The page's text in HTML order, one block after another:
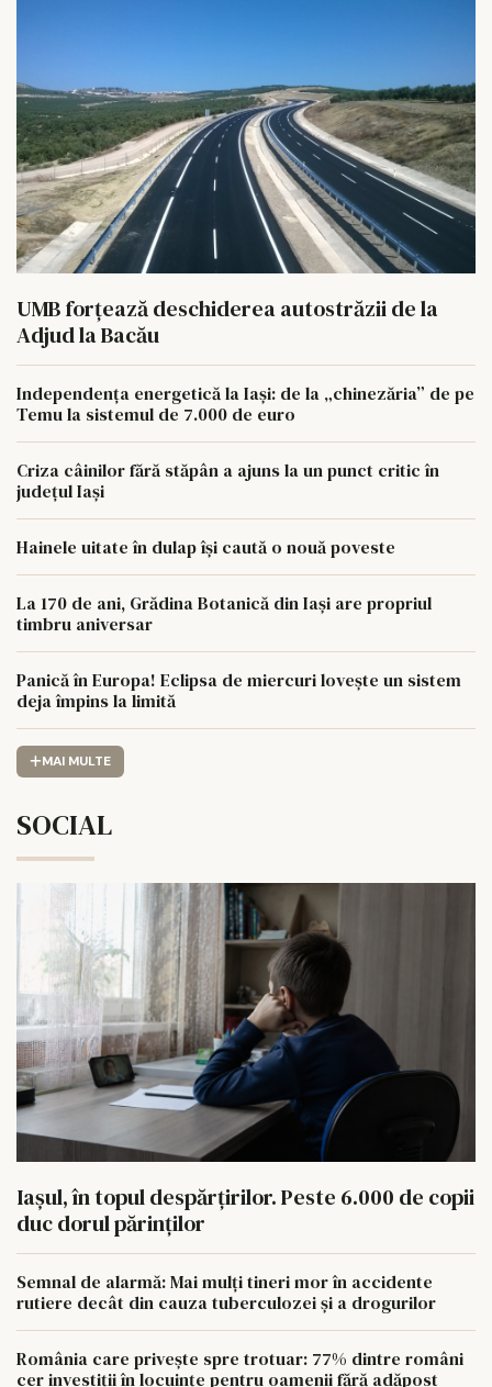
UMB forțează deschiderea autostrăzii de la
Adjud la Bacău
Independența energetică la Iași: de la „chinezăria” de pe
Temu la sistemul de 7.000 de euro
Criza câinilor fără stăpân a ajuns la un punct critic în
județul Iași
Hainele uitate în dulap îşi caută o nouă poveste
La 170 de ani, Grădina Botanică din Iași are propriul
timbru aniversar
Panică în Europa! Eclipsa de miercuri lovește un sistem
deja împins la limită
MAI MULTE
SOCIAL
Iașul, în topul despărțirilor. Peste 6.000 de copii
duc dorul părinților
Semnal de alarmă: Mai mulți tineri mor în accidente
rutiere decât din cauza tuberculozei și a drogurilor
România care privește spre trotuar: 77% dintre români
cer investiții în locuințe pentru oamenii fără adăpost